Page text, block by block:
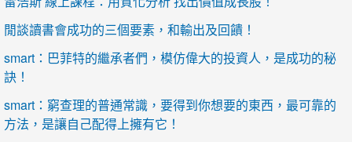
閒談讀書會成功的三個要素，和輸出及回饋！
smart：巴菲特的繼承者們，模仿偉大的投資人，是成功的秘
訣！
smart：窮查理的普通常識，要得到你想要的東西，最可靠的
方法，是讓自己配得上擁有它！